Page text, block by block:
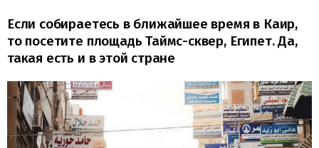
Если собираетесь в ближайшее время в Каир,
то посетите площадь Таймс-сквер, Египет. Да,
такая есть и в этой стране